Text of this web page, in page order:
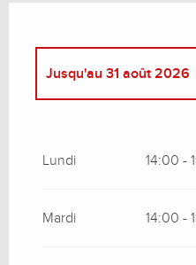
Jusqu'au 31 août 2026
Du6 septembre
Lundi 14:00 -
Mardi 14:00 -